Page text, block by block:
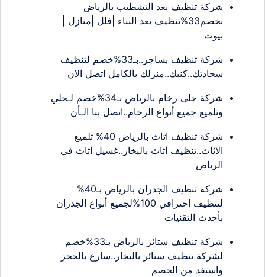
شركة تنظيف بعد التشطيب بالرياض
بخصم33%تنظيف بعد البناء |فلل |منازل |
بيوت
شركة تنظيف بساجر..بـ33%خصم لتنظيف
سجادتك..كنبك..منزلك بالكامل اتصل الان
شركة جلى رخام بالرياض بـ34%خصم لـجلي
وتلميع جميع أنواع الرخام..اتصل بنا الـأن
شركة تنظيف اثاث بالرياض 40% تلميع
الاثاث..تنظيف اثاث بالبخار..غسيل اثاث في
الرياض
شركة تنظيف الجدران بالرياض بـ40%
لتنظيف احترافي 100%لجميع أنواع الجدران
بأحدث التقنيات
شركة تنظيف ستائر بالرياض بـ33%خصم
لشركة تنظيف ستائر بالبخار..سارع بالحجز
واستفد من الخصم